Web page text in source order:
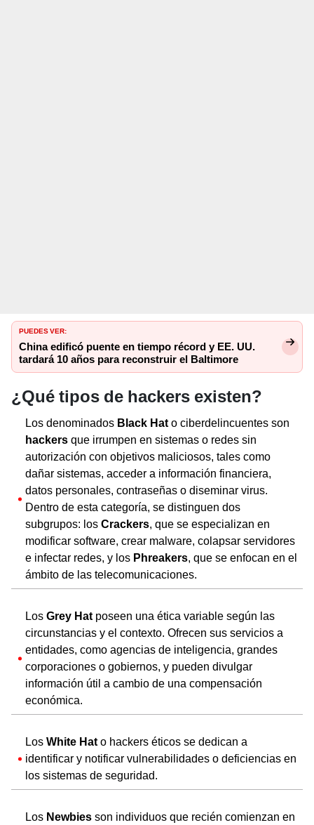
PUEDES VER:
China edificó puente en tiempo récord y EE. UU.
tardará 10 años para reconstruir el Baltimore
¿Qué tipos de hackers existen?
Los denominados Black Hato ciberdelincuentes son
hackers que irrumpen en sistemas o redes sin
autorización con objetivos maliciosos, tales como
dañar sistemas, acceder a información financiera,
datos personales, contraseñas o diseminar virus.
Dentro de esta categoría, se distinguen dos
subgrupos: los Crackers, que se especializan en
modificar software, crear malware, colapsar servidores
e infectar redes, y los Phreakers, que se enfocan en el
ámbito de las telecomunicaciones.
Los Grey Hatposeen una ética variable según las
circunstancias y el contexto. Ofrecen sus servicios a
entidades, como agencias de inteligencia, grandes
corporaciones o gobiernos, y pueden divulgar
información útil a cambio de una compensación
económica.
Los White Hato hackers éticos se dedican a
identificar y notificar vulnerabilidades o deficiencias en
los sistemas de seguridad.
Los Newbies son individuos que recién comienzan en